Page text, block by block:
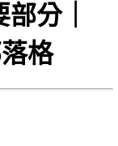
分｜
格